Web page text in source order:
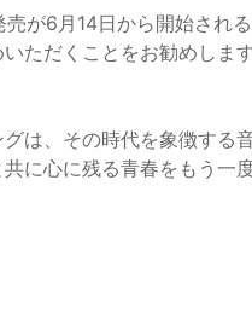
が6月14日から開始され
ただくことをお勧めしま
は、その時代を象徴する
に心に残る青春をもう一